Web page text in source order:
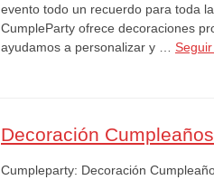
evento todo un recuerdo para toda
CumpleParty ofrece decoraciones
ayudamos a personalizar y …
Decoración Cumpleaños
Cumpleparty: Decoración